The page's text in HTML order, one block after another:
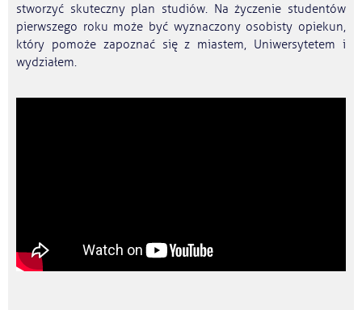
stworzyć skuteczny plan studiów. Na życzenie studentów
pierwszego roku może być wyznaczony osobisty opiekun,
który pomoże zapoznać się z miastem, Uniwersytetem i
wydziałem.